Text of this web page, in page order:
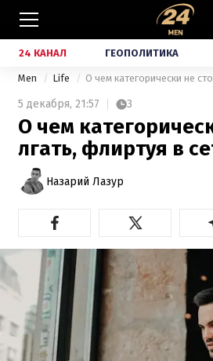
24 КАНАЛ ГЕОПОЛИТИКА
Men Life О чем категорически не
5 декабря, 21:57 3
О чем
лгать, флиртуя в
Назарий Лазур